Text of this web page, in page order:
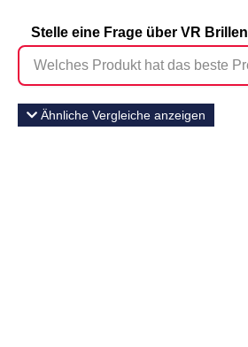
Stelle eine Frage über VR Brillen
Ähnliche Vergleiche anzeigen